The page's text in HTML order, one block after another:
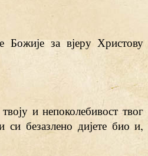
Божије за вјеру Христову
и непоколебивост твог
си безазлено дијете био и,